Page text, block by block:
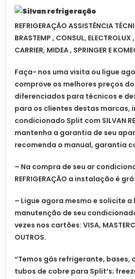
REFRIGERAÇÃO ASSISTÊNCIA
BRASTEMP , CONSUL, ELECTROLUX
CARRIER, MIDEA , SPRINGER E
Faça- nos uma visita ou ligue
comprove os melhores preços
diferenciados para técnicos e
para os clientes destas marcas,
condicionado Split com SILVAN
mantenha a garantia de seu
recomenda o manual, garantia
– Na compra de seu ar
REFRIGERAÇÃO a instalação é
– Ligue agora mesmo e solicite a
manutenção de seu
vezes nos cartões: VISA,
OUTROS.
“Temos gás refrigerante, bases,
tubos de cobre para Split’s;